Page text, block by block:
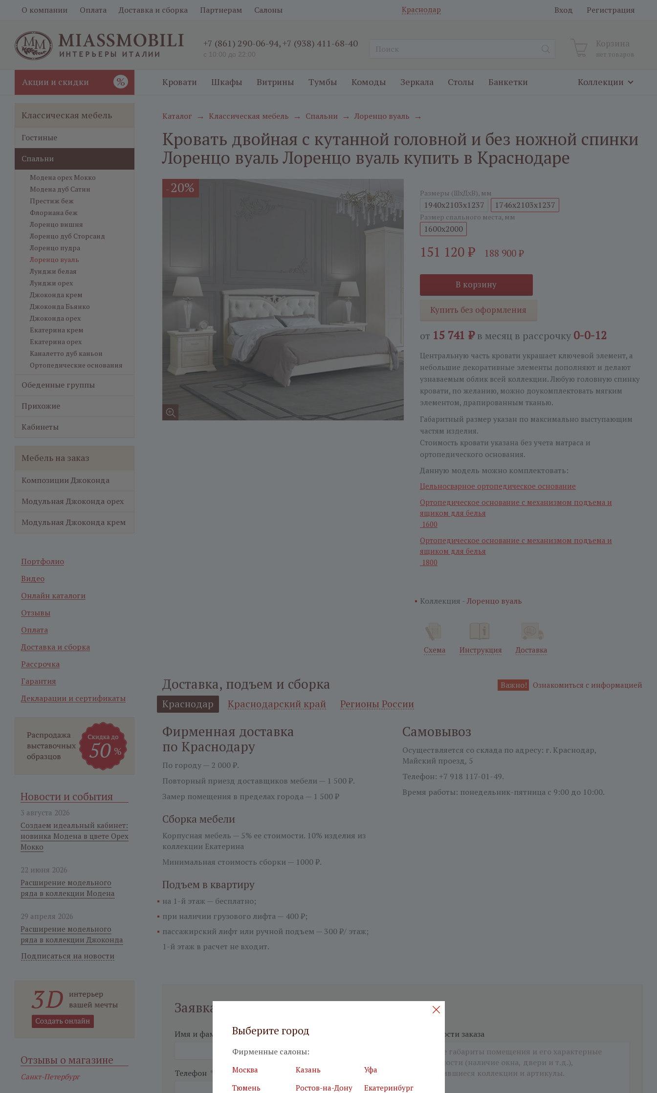
О компании Оплата Доставка и сборка Партнерам Салоны Краснодар Вход Регистрация
+7 (861) 290-06-94,+7 (938) 411-68-40
с 10:00 до 22:00
Корзина
нет товаров
Акции и скидки % Кровати Шкафы Витрины Тумбы Комоды Зеркала Столы Банкетки Коллекции
Каталог → Классическая мебель → Спальни → Лоренцо вуаль →
Кровать двойная с кутанной головной и без ножной спинки
Лоренцо вуаль Лоренцо вуаль купить в Краснодаре
- 20% Размеры (ШxДxВ), мм
1940x2103x1237 1746x2103x1237
Размер спального места, мм
1600x2000
151 120₽ 188 900₽
В корзину
Купить без оформления
от 15 741 ₽в месяц в рассрочку 0-0-12
Центральную часть кровати украшает ключевой элемент, а
небольшие декоративные элементы дополняют и делают
узнаваемым облик всей коллекции. Любую головную спинку
кровати, по желанию, можно доукомплектовать мягким
элементом, драпированным тканью.
Габаритный размер указан по максимально выступающим
частям изделия.
Стоимость кровати указана без учета матраса и
ортопедического основания.
Данную модель можно комплектовать:
Цельносварное ортопедическое оcнование
Ортопедическое основание с механизмом подъема и
ящиком для белья
1600
Ортопедическое основание с механизмом подъема и
ящиком для белья
1800
Коллекция -Лоренцо вуаль
Схема Инструкция Доставка
Доставка, подъем и сборка Важно! Ознакомиться с информацией
Краснодар Краснодарский край Регионы России
Фирменная доставка
по Краснодару
По городу — 2 000 ₽.
Повторный приезд доставщиков мебели — 1 500 ₽.
Замер помещения в пределах города — 1 500 ₽
Сборка мебели
Корпусная мебель — 5% ее стоимости. 10% изделия из
коллекции Екатерина
Минимальная стоимость сборки — 1000 ₽.
Подъем в квартиру
на 1-й этаж — бесплатно;
при наличии грузового лифта — 400 ₽;
пассажирский лифт или ручной подъем — 300 ₽/ этаж;
1-й этаж в расчет не входит.
Самовывоз
Осуществляется со склада по адресу: г. Краснодар,
Майский проезд, 5
Телефон: +7 918 117-01-49.
Время работы: понедельник-пятница с 9:00 до 10:00.
Заявка на бесплатный дизайн-проект
Имя и фамилия*
Телефон *
Подробности заказа
Классическая мебель
Гостиные
Спальни
Модена орех Мокко
Модена дуб Сатин
Престиж беж
Флориана беж
Лоренцо вишня
Лоренцо дуб Сторсанд
Лоренцо пудра
Лоренцо вуаль
Луиджи белая
Луиджи орех
Джоконда крем
Джоконда Бьянко
Джоконда орех
Екатерина крем
Екатерина орех
Каналетто дуб каньон
Ортопедические основания
Обеденные группы
Прихожие
Кабинеты
Мебель на заказ
Композиции Джоконда
Модульная Джоконда орех
Модульная Джоконда крем
Портфолио
Видео
Онлайн каталоги
Отзывы
Оплата
Доставка и сборка
Рассрочка
Гарантия
Декларации и сертификаты
Новости и события
3 августа 2026
Создаем идеальный кабинет:
новинка Модена в цвете Орех
Мокко
22 июня 2026
Расширение модельного
ряда в коллекции Модена
29 апреля 2026
Расширение модельного
ряда в коллекции Джоконда
Подписаться на новости
Отзывы о магазине
Санкт-Петербург
Выберите город
Фирменные салоны:
Москва Казань
Уфа
Тюмень
Ростов-на-Дону
Екатеринбург